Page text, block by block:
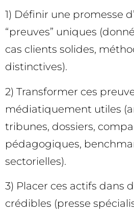
1) Définir une promesse
“preuves” uniques
cas clients solides,
distinctives).
2) Transformer ces
médiatiquement utiles
tribunes, dossiers,
pédagogiques,
sectorielles).
3) Placer ces actifs dans
crédibles (presse